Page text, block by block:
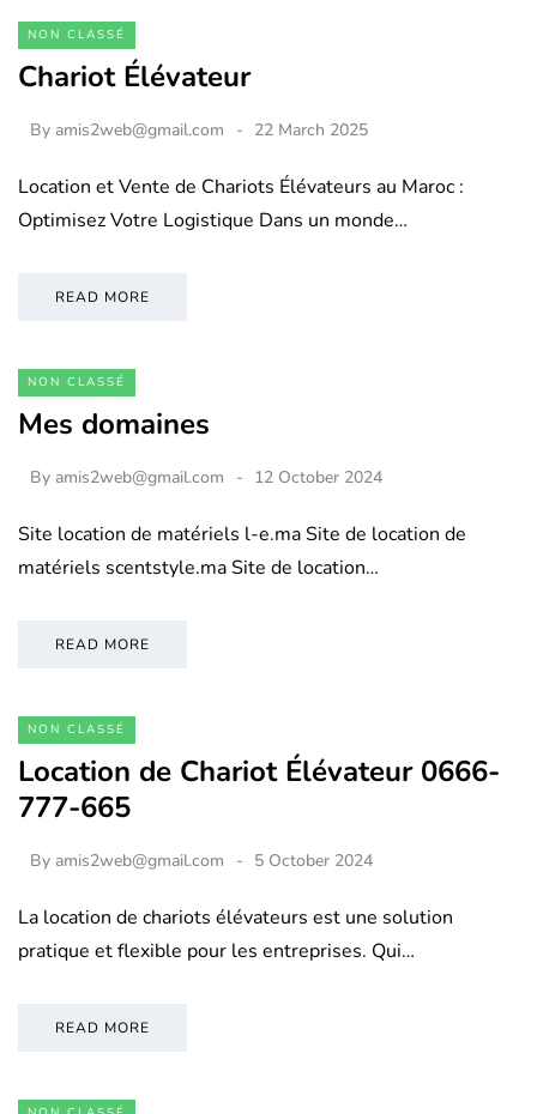
NON CLASSÉ
Chariot Élévateur
By amis2web@gmail.com 22 March 2025
Location et Vente de Chariots Élévateurs au Maroc :
Optimisez Votre Logistique Dans un monde…
READ MORE
NON CLASSÉ
Mes domaines
By amis2web@gmail.com 12 October 2024
Site location de matériels l-e.ma Site de location de
matériels scentstyle.ma Site de location…
READ MORE
NON CLASSÉ
Location de Chariot Élévateur 0666-
777-665
By amis2web@gmail.com 5 October 2024
La location de chariots élévateurs est une solution
pratique et flexible pour les entreprises. Qui…
READ MORE